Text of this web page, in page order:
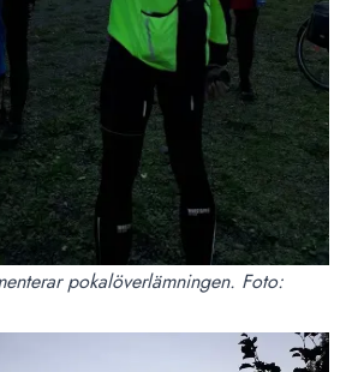
pokalöverlämningen. Foto: